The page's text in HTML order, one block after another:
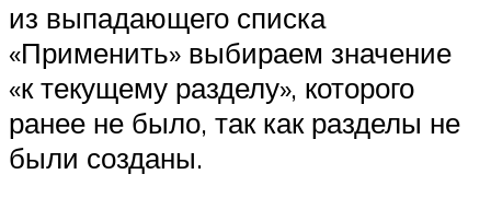
из выпадающего списка
«Применить» выбираем значение
«к текущему разделу», которого
ранее не было, так как разделы не
были созданы.